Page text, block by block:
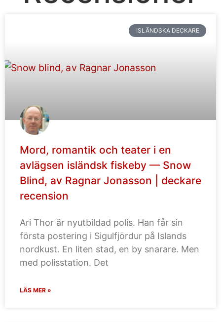
ISLÄNDSKA DECKARE
Mord, romantik och teater i en
avlägsen isländsk fiskeby — Snow
Blind, av Ragnar Jonasson | deckare
recension
Ari Thor är nyutbildad polis. Han får sin
första postering i Sigulfjördur på Islands
nordkust. En liten stad, en by snarare. Men
med polisstation. Det
LÄS MER »